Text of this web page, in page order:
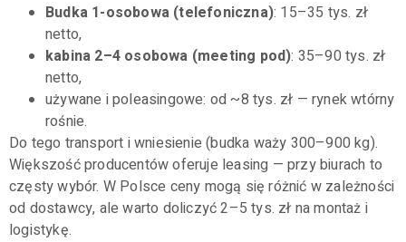
Budka 1-osobowa (telefoniczna): 15–35 tys. zł
netto,
kabina 2–4 osobowa (meeting pod): 35–90 tys. zł
netto,
używane i poleasingowe: od ~8 tys. zł — rynek wtórny
rośnie.
Do tego transport i wniesienie (budka waży 300–900 kg).
Większość producentów oferuje leasing — przy biurach to
częsty wybór. W Polsce ceny mogą się różnić w zależności
od dostawcy, ale warto doliczyć 2–5 tys. zł na montaż i
logistykę.